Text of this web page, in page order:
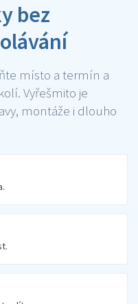
bez
místo a termín a
Vyřešmito je
montáže i dlouho